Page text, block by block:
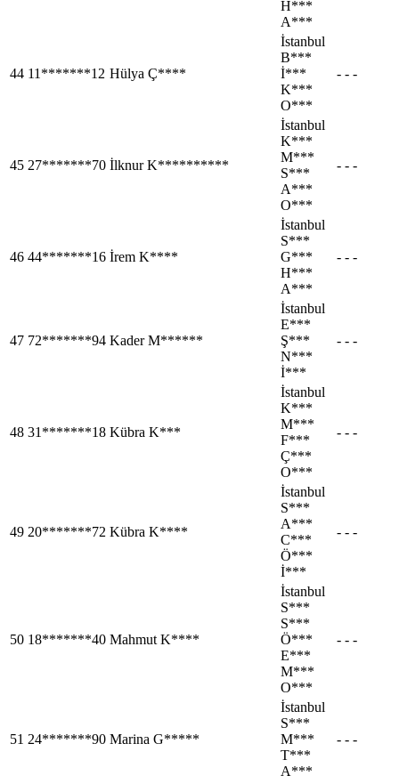
H***
A***
44 11*******12 Hülya Ç****
İstanbul
B***
İ***
K***
O***
- - -
45 27*******70 İlknur K**********
İstanbul
K***
M***
S***
A***
O***
- - -
46 44*******16 İrem K****
İstanbul
S***
G***
H***
A***
- - -
47 72*******94 Kader M******
İstanbul
E***
Ş***
N***
İ***
- - -
48 31*******18 Kübra K***
İstanbul
K***
M***
F***
Ç***
O***
- - -
49 20*******72 Kübra K****
İstanbul
S***
A***
C***
Ö***
İ***
- - -
50 18*******40 Mahmut K****
İstanbul
S***
S***
Ö***
E***
M***
O***
- - -
51 24*******90 Marina G*****
İstanbul
S***
M***
T***
A***
- - -